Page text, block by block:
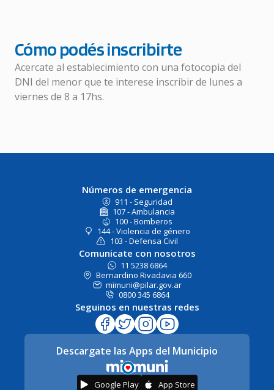
Cómo podés inscribirte
Acercate al establecimiento con una fotocopia del
DNI del menor que te interese inscribir de lunes a
viernes de 8 a 17hs.
Números de emergencia
911 - Seguridad
107 - Ambulancia
100 - Bomberos
144 - Violencia de género
103 - Defensa Civil
Comunicate con nosotros
11 5238 6864
Bernardino Rivadavia 660
mimuni@pilar.gov.ar
0800 345 6864
Seguinos en nuestras redes
Descargate las Apps del Municipio
Google Play App Store